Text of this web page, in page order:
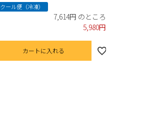
クール便（冷凍）
7,614
5,980
カートに入れる